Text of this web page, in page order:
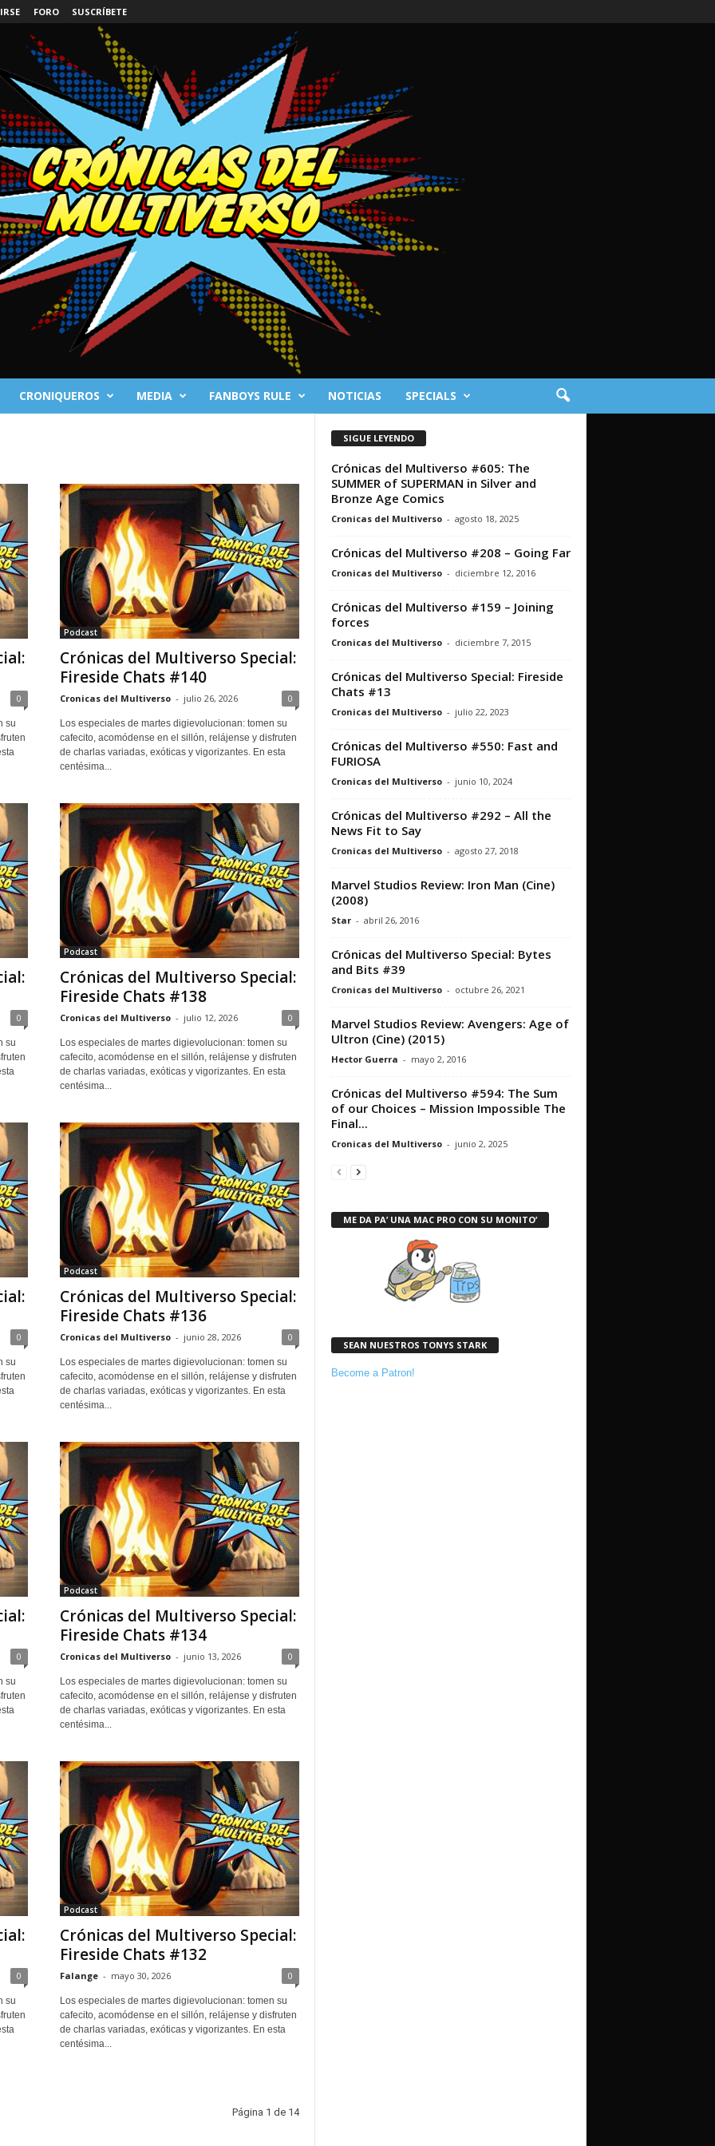
FORO SUSCRÍBETE
CRONIQUEROS MEDIA FANBOYS RULE NOTICIAS SPECIALS
0
su
Podcast
Crónicas del Multiverso Special:
Fireside Chats #140
Cronicas del Multiverso - julio 26, 2026 0
Los especiales de martes digievolucionan: tomen su
cafecito, acomódense en el sillón, relájense y disfruten
de charlas variadas, exóticas y vigorizantes. En esta
centésima...
0
su
Podcast
Crónicas del Multiverso Special:
Fireside Chats #138
Cronicas del Multiverso - julio 12, 2026 0
Los especiales de martes digievolucionan: tomen su
cafecito, acomódense en el sillón, relájense y disfruten
de charlas variadas, exóticas y vigorizantes. En esta
centésima...
0
su
Podcast
Crónicas del Multiverso Special:
Fireside Chats #136
Cronicas del Multiverso - junio 28, 2026 0
Los especiales de martes digievolucionan: tomen su
cafecito, acomódense en el sillón, relájense y disfruten
de charlas variadas, exóticas y vigorizantes. En esta
centésima...
0
su
Podcast
Crónicas del Multiverso Special:
Fireside Chats #134
Cronicas del Multiverso - junio 13, 2026 0
Los especiales de martes digievolucionan: tomen su
cafecito, acomódense en el sillón, relájense y disfruten
de charlas variadas, exóticas y vigorizantes. En esta
centésima...
0
su
Podcast
Crónicas del Multiverso Special:
Fireside Chats #132
Falange - mayo 30, 2026 0
Los especiales de martes digievolucionan: tomen su
cafecito, acomódense en el sillón, relájense y disfruten
de charlas variadas, exóticas y vigorizantes. En esta
centésima...
Página 1 de 14
SIGUE LEYENDO
Crónicas del Multiverso #605: The
SUMMER of SUPERMAN in Silver and
Bronze Age Comics
Cronicas del Multiverso - agosto 18, 2025
Crónicas del Multiverso #208 – Going Far
Cronicas del Multiverso - diciembre 12, 2016
Crónicas del Multiverso #159 – Joining
forces
Cronicas del Multiverso - diciembre 7, 2015
Crónicas del Multiverso Special: Fireside
Chats #13
Cronicas del Multiverso - julio 22, 2023
Crónicas del Multiverso #550: Fast and
FURIOSA
Cronicas del Multiverso - junio 10, 2024
Crónicas del Multiverso #292 – All the
News Fit to Say
Cronicas del Multiverso - agosto 27, 2018
Marvel Studios Review: Iron Man (Cine)
(2008)
Star - abril 26, 2016
Crónicas del Multiverso Special: Bytes
and Bits #39
Cronicas del Multiverso - octubre 26, 2021
Marvel Studios Review: Avengers: Age of
Ultron (Cine) (2015)
Hector Guerra - mayo 2, 2016
Crónicas del Multiverso #594: The Sum
of our Choices – Mission Impossible The
Final...
Cronicas del Multiverso - junio 2, 2025
ME DA PA’ UNA MAC PRO CON SU MONITO’
SEAN NUESTROS TONYS STARK
Become a Patron!